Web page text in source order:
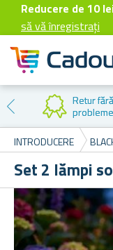
Reducere de 10
să vă înregistrați
Retur fără
probleme
INTRODUCERE
Set 2 lămpi